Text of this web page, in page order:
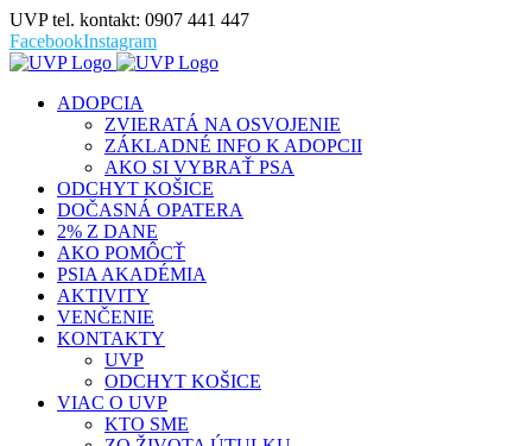
UVP tel. kontakt: 0907 441 447
FacebookInstagram
ADOPCIA
ZVIERATÁ NA OSVOJENIE
ZÁKLADNÉ INFO K ADOPCII
AKO SI VYBRAŤ PSA
ODCHYT KOŠICE
DOČASNÁ OPATERA
2% Z DANE
AKO POMÔCŤ
PSIA AKADÉMIA
AKTIVITY
VENČENIE
KONTAKTY
UVP
ODCHYT KOŠICE
VIAC O UVP
KTO SME